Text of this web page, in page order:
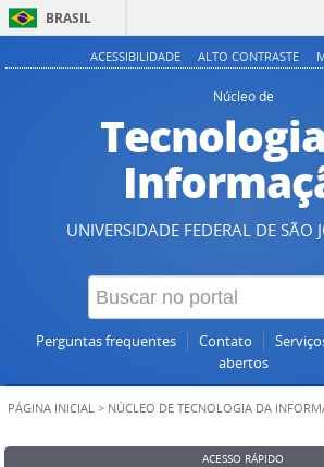
BRASIL
ACESSIBILIDADE ALTO CONTRASTE
Núcleo de
UNIVERSIDADE FEDERAL DE SÃO
Perguntas frequentes Contato
abertos
PÁGINA INICIAL > NÚCLEO DE TECNOLOGIA DA
ACESSO RÁPIDO